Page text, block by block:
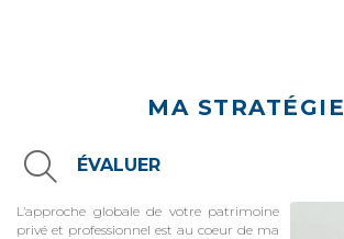
MA STRATÉGIE
ÉVALUER
L’approche globale de votre patrimoine
privé et professionnel est au coeur de ma